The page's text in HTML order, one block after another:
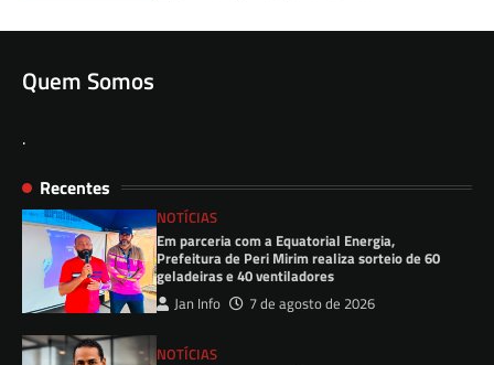
Quem Somos
.
Recentes
NOTÍCIAS
Em parceria com a Equatorial Energia,
Prefeitura de Peri Mirim realiza sorteio de 60
geladeiras e 40 ventiladores
Jan Info 7 de agosto de 2026
NOTÍCIAS